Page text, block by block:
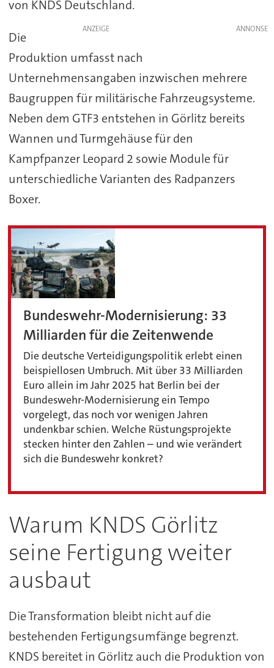
von KNDS Deutschland.
ANZEIGE
Die
Produktion umfasst nach
Unternehmensangaben inzwischen mehrere
Baugruppen für militärische Fahrzeugsysteme.
Neben dem GTF3 entstehen in Görlitz bereits
Wannen und Turmgehäuse für den
Kampfpanzer Leopard 2 sowie Module für
unterschiedliche Varianten des Radpanzers
Boxer.
Bundeswehr-Modernisierung: 33
Milliarden für die Zeitenwende
Die deutsche Verteidigungspolitik erlebt einen
beispiellosen Umbruch. Mit über 33 Milliarden
Euro allein im Jahr 2025 hat Berlin bei der
Bundeswehr-Modernisierung ein Tempo
vorgelegt, das noch vor wenigen Jahren
undenkbar schien. Welche Rüstungsprojekte
stecken hinter den Zahlen – und wie verändert
sich die Bundeswehr konkret?
Warum KNDS Görlitz
seine Fertigung weiter
ausbaut
Die Transformation bleibt nicht auf die
bestehenden Fertigungsumfänge begrenzt.
KNDS bereitet in Görlitz auch die Produktion von